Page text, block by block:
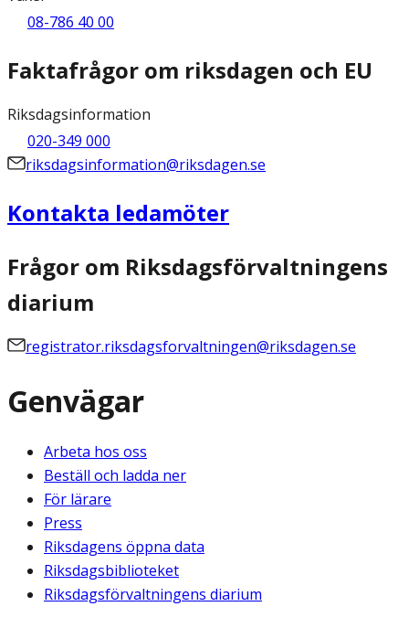
08-786 40 00
Faktafrågor om riksdagen och EU
Riksdagsinformation
020-349 000
riksdagsinformation@riksdagen.se
Kontakta ledamöter
Frågor om Riksdagsförvaltningens
diarium
registrator.riksdagsforvaltningen@riksdagen.se
Genvägar
Arbeta hos oss
Beställ och ladda ner
För lärare
Press
Riksdagens öppna data
Riksdagsbiblioteket
Riksdagsförvaltningens diarium